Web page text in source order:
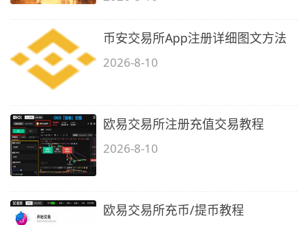
币安交易所App注册详细图文方法
2026-8-10
欧易交易所注册充值交易教程
2026-8-10
欧易交易所充币/提币教程